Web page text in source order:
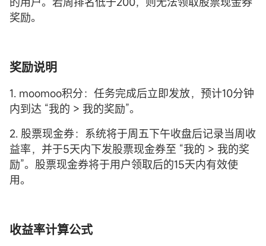
奖励。
奖励说明
1. moomoo积分：任务完成后立即发放，预计10分钟
内到达 “我的 > 我的奖励”。
2. 股票现金券：系统将于周五下午收盘后记录当周收
益率，并于5天内下发股票现金券至 “我的 > 我的奖
励”。股票现金券将于用户领取后的15天内有效使
用。
收益率计算公式